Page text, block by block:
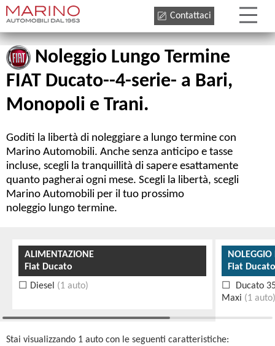
Contattaci
Noleggio Lungo Termine
FIAT Ducato--4-serie- a Bari,
Monopoli e Trani.
Goditi la libertà di noleggiare a lungo termine con
Marino Automobili. Anche senza anticipo e tasse
incluse, scegli la tranquillità di sapere esattamente
quanto pagherai ogni mese. Scegli la libertà, scegli
Marino Automobili per il tuo prossimo
noleggio lungo termine.
ALIMENTAZIONE
Fiat Ducato
Diesel (1 auto)
Fiat
Ducato
Maxi (1
Stai visualizzando 1 auto con le seguenti caratteristiche: